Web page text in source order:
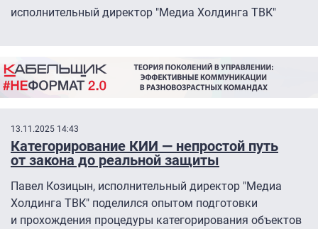
исполнительный директор "Медиа Холдинга ТВК"
13.11.2025 14:43
Категорирование КИИ — непростой путь
от закона до реальной защиты
Павел Козицын, исполнительный директор "Медиа
Холдинга ТВК" поделился опытом подготовки
и прохождения процедуры категорирования объектов